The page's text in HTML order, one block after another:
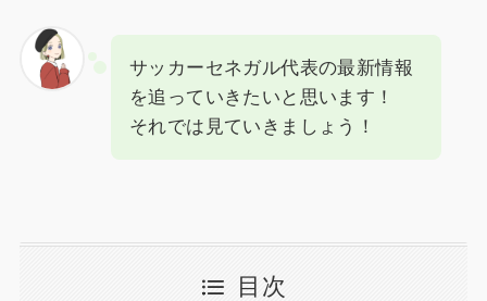
サッカーセネガル代表の最新情報
を追っていきたいと思います！
それでは見ていきましょう！
目次